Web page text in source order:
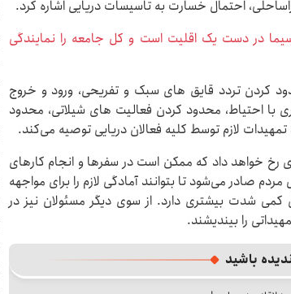
احتمال خسارت به تاسیسات دریایی اشاره کرد.
در دست یک اقلیت است و کل جامعه را نمایندگی
کردن تردد قایق های سبک و تفریحی، ورود و خروج
با احتیاط، محدود کردن فعالیت های شیلاتی، محدود
لازم توسط کلیه فعالان دریایی توصیه می‌کند.
رخ خواهد داد که ممکن است در سفرها و انجام کارهای
مردم صادر می‌شود تا بتوانند آمادگی لازم را برای مواجهه
شدت بیشتری دارد. از سوی دیگر مسئولان نیز در
را بیندیشند.
باشید